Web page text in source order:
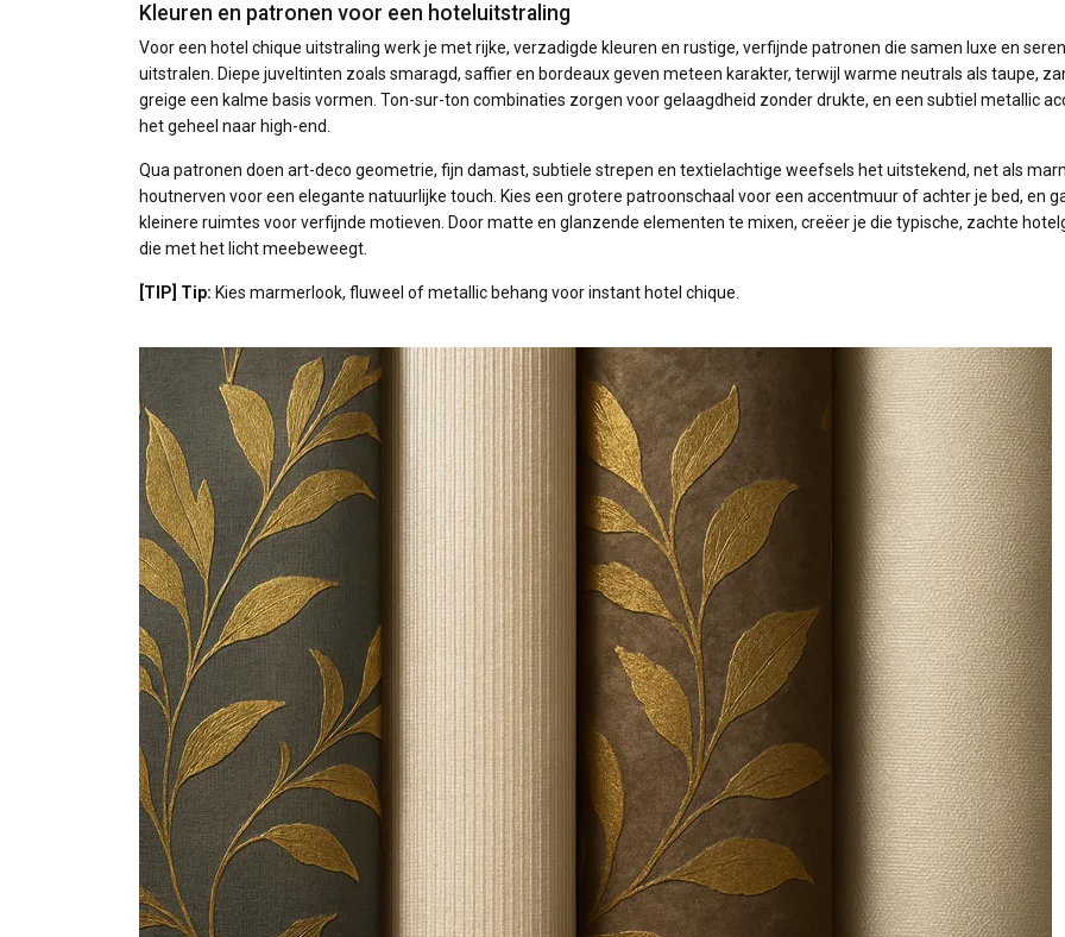
Kleuren en patronen voor een hoteluitstraling
Voor een hotel chique uitstraling werk je met rijke, verzadigde kleuren en rustige, verfijnde patronen die samen luxe en
uitstralen. Diepe juveltinten zoals smaragd, saffier en bordeaux geven meteen karakter, terwijl warme neutrals als taupe,
greige een kalme basis vormen. Ton-sur-ton combinaties zorgen voor gelaagdheid zonder drukte, en een subtiel metallic
het geheel naar high-end.
Qua patronen doen art-deco geometrie, fijn damast, subtiele strepen en textielachtige weefsels het uitstekend, net als
houtnerven voor een elegante natuurlijke touch. Kies een grotere patroonschaal voor een accentmuur of achter je bed, en
kleinere ruimtes voor verfijnde motieven. Door matte en glanzende elementen te mixen, creëer je die typische, zachte
die met het licht meebeweegt.
[TIP] Tip: Kies marmerlook, fluweel of metallic behang voor instant hotel chique.